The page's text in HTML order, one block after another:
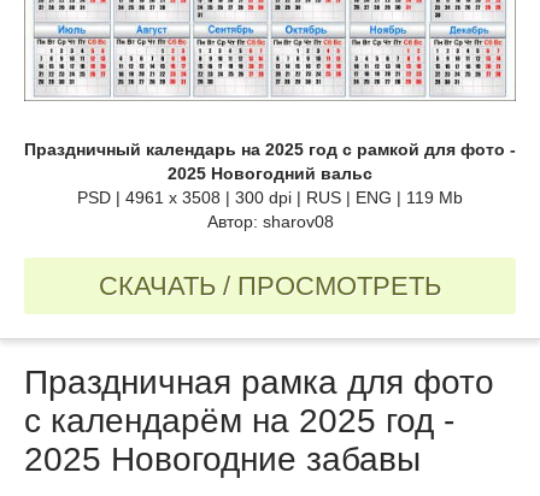
Праздничный календарь на 2025 год с рамкой для фото -
2025 Новогодний вальс
PSD | 4961 х 3508 | 300 dpi | RUS | ENG | 119 Mb
Автор: sharov08
СКАЧАТЬ / ПРОСМОТРЕТЬ
Праздничная рамка для фото
с календарём на 2025 год -
2025 Новогодние забавы